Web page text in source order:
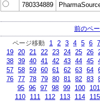
780334889
前のペ
ページ移動
1 2 3 4 5 6 7
19
20 21 22 23 24 25 26
38 39 40 41 42 43 44 45
57 58 59 60 61 62 63 64
76 77 78 79 80 81 82 83
95 96 97 98 99 100 101
110
111 112 113 114 115